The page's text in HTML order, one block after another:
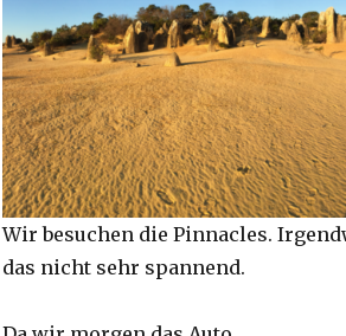
Wir besuchen die Pinnacles.
das nicht sehr spannend.